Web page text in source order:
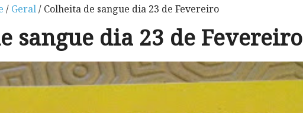
/ Geral/ Colheita de sangue dia 23 de Fevereiro
sangue dia 23 de Fevereiro